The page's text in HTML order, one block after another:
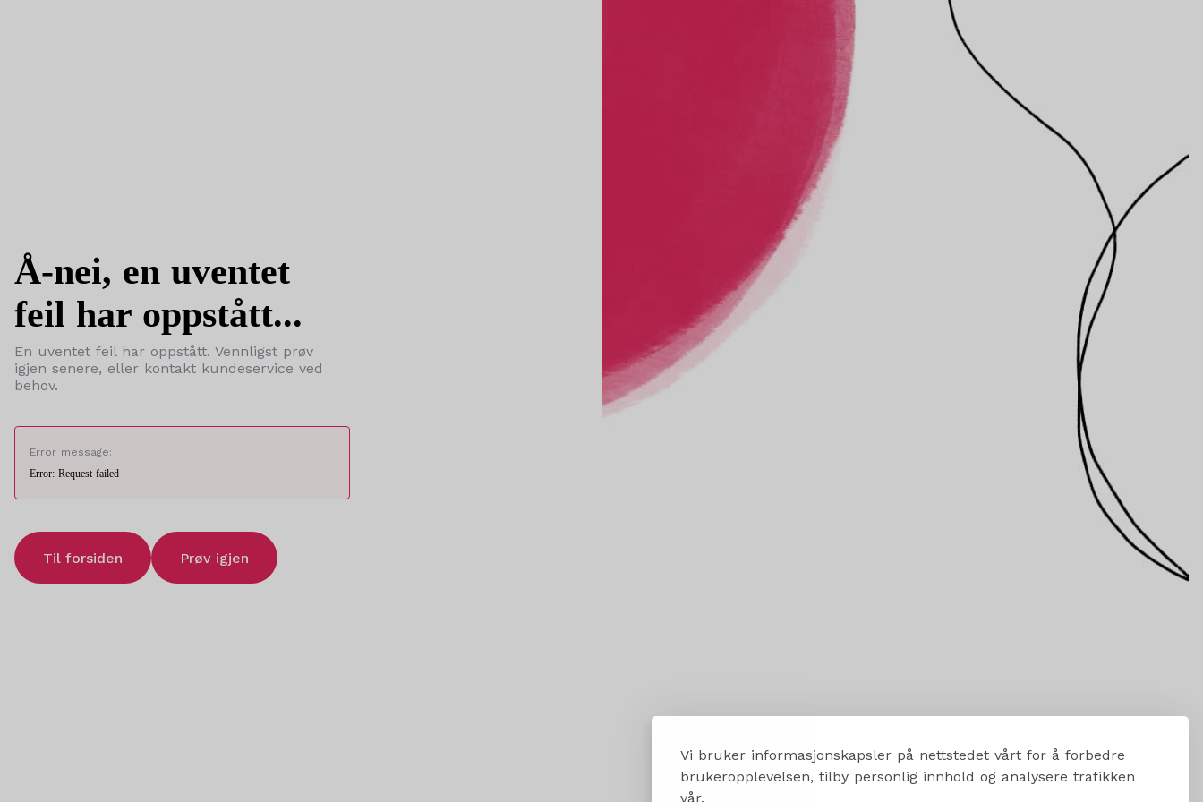
Vi bruker informasjonskapsler på nettstedet vårt for å forbedre
brukeropplevelsen, tilby personlig innhold og analysere trafikken
vår.
Å-nei, en uventet
feil har oppstått...
En uventet feil har oppstått. Vennligst prøv
igjen senere, eller kontakt kundeservice ved
behov.
Error message:
Error: Request failed
Til forsiden Prøv igjen